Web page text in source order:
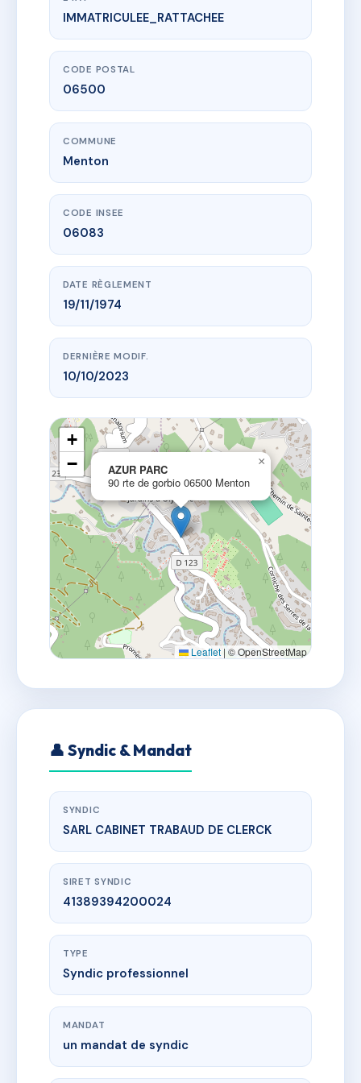
www.vme.plus/AA0629196
AZUR PARC
90 rte de gorbio
IMMATRICULEE_RATTACHEE
CODE POSTAL
06500
COMMUNE
Menton
CODE INSEE
06083
DATE RÈGLEMENT
19/11/1974
DERNIÈRE MODIF.
10/10/2023
AZUR PARC
90 rte de gorbio 06500 Menton
×
+
−
Leaflet | © OpenStreetMap
👤 Syndic & Mandat
SYNDIC
SARL CABINET TRABAUD DE CLERCK
SIRET SYNDIC
41389394200024
TYPE
Syndic professionnel
MANDAT
un mandat de syndic